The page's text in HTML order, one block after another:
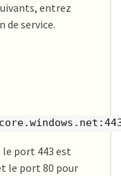
entrez
de service.
le port 443 est
le port 80 pour